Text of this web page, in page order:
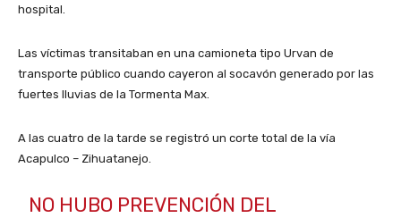
hospital.
Las víctimas transitaban en una camioneta tipo Urvan de
transporte público cuando cayeron al socavón generado por las
fuertes lluvias de la Tormenta Max.
A las cuatro de la tarde se registró un corte total de la vía
Acapulco – Zihuatanejo.
NO HUBO PREVENCIÓN DEL